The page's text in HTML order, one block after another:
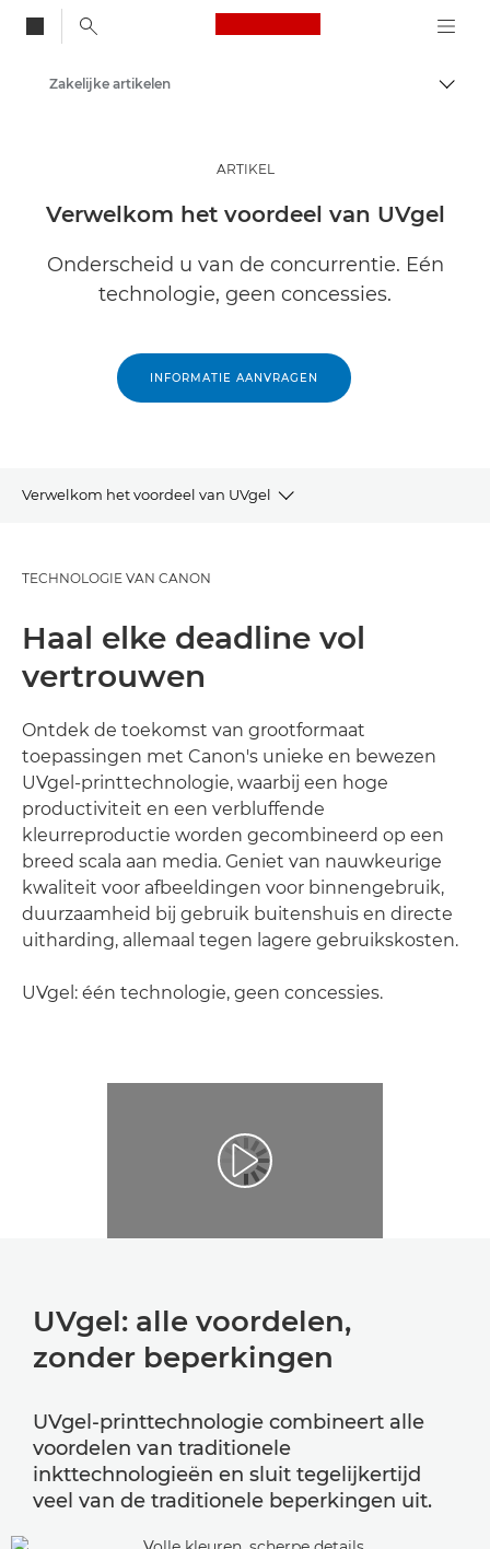
Canon Logo, back
Inzichten
Zakelijke artikelen
ARTIKEL
Verwelkom het voordeel van UVgel
Onderscheid u van de concurrentie. Eén
technologie, geen concessies.
INFORMATIE AANVRAGEN
Verwelkom het voordeel van UVgel
ONTDEK MEER
TECHNOLOGIE VAN CANON
Haal elke deadline vol
vertrouwen
Ontdek de toekomst van grootformaat
toepassingen met Canon's unieke en bewezen
UVgel-printtechnologie, waarbij een hoge
productiviteit en een verbluffende
kleurreproductie worden gecombineerd op een
breed scala aan media. Geniet van nauwkeurige
kwaliteit voor afbeeldingen voor binnengebruik,
duurzaamheid bij gebruik buitenshuis en directe
uitharding, allemaal tegen lagere gebruikskosten.
UVgel: één technologie, geen concessies.
UVgel: alle voordelen,
zonder beperkingen
UVgel-printtechnologie combineert alle
voordelen van traditionele
inkttechnologieën en sluit tegelijkertijd
veel van de traditionele beperkingen uit.